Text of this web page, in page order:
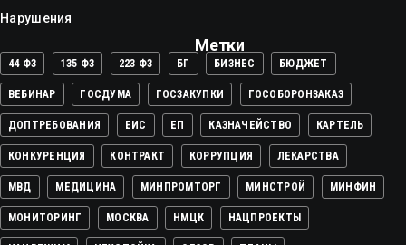
Нарушения
Метки
44 ФЗ 135 ФЗ 223 ФЗ БГ БИЗНЕС БЮДЖЕТ
ВЕБИНАР ГОСДУМА ГОСЗАКУПКИ ГОСОБОРОНЗАКАЗ
ДОПТРЕБОВАНИЯ ЕИС ЕП КАЗНАЧЕЙСТВО КАРТЕЛЬ
КОНКУРЕНЦИЯ КОНТРАКТ КОРРУПЦИЯ ЛЕКАРСТВА
МВД МЕДИЦИНА МИНПРОМТОРГ МИНСТРОЙ МИНФИН
МОНИТОРИНГ МОСКВА НМЦК НАЦПРОЕКТЫ